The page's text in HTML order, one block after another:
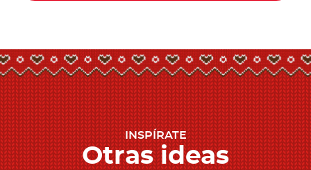
INSPÍRATE
Otras ideas